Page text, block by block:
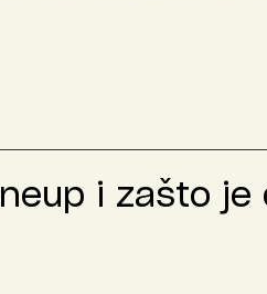
i zašto je